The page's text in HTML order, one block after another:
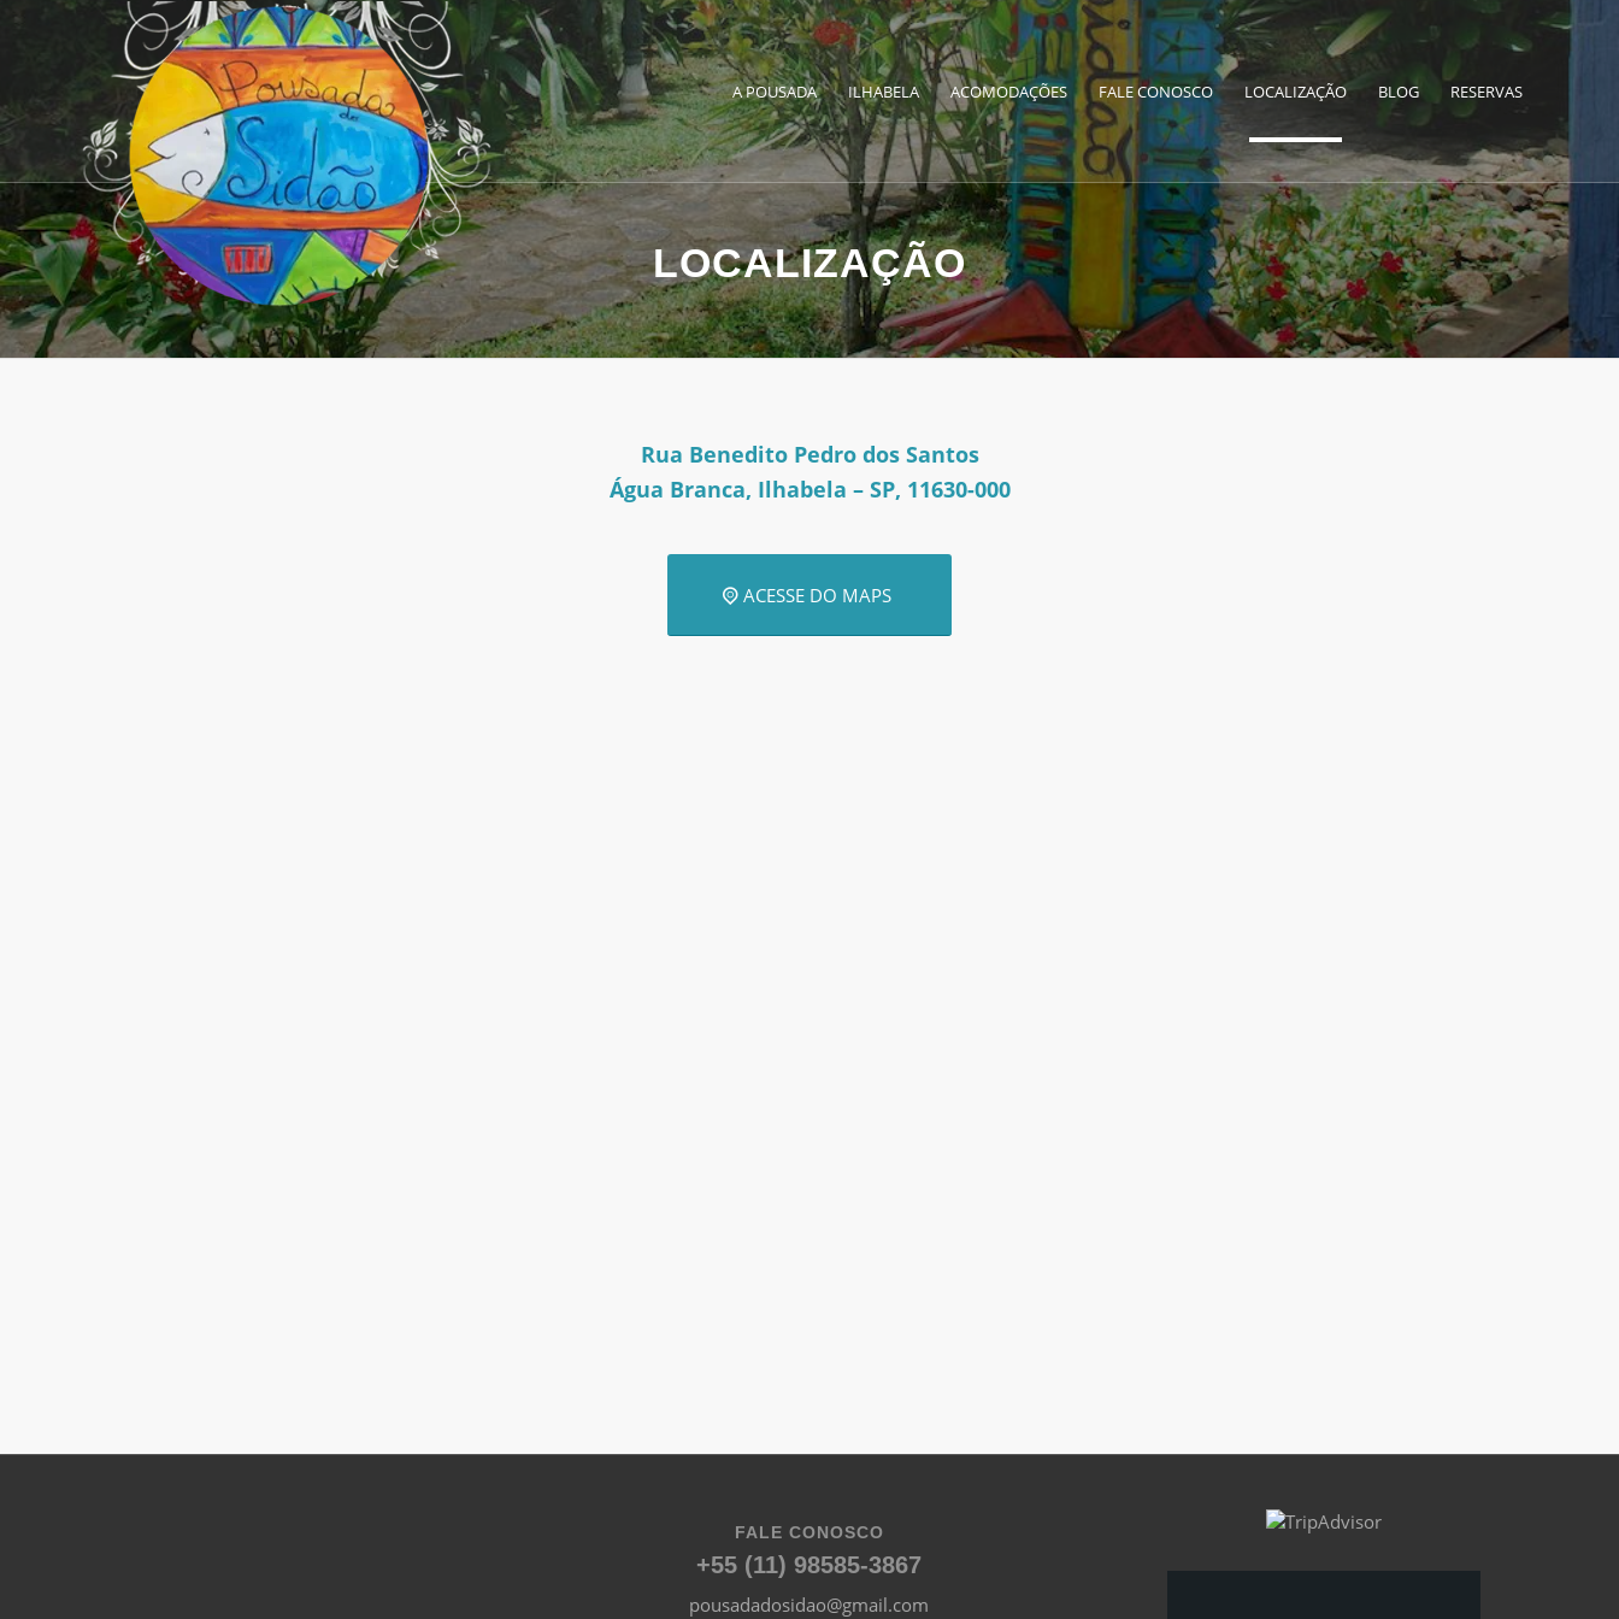
A POUSADA ILHABELA ACOMODAÇÕES FALE CONOSCO LOCALIZAÇÃO BLOG RESERVAS
LOCALIZAÇÃO
Rua Benedito Pedro dos Santos
Água Branca, Ilhabela – SP, 11630-000
ACESSE DO MAPS
FALE CONOSCO
+55 (11) 98585-3867
pousadadosidao@gmail.com